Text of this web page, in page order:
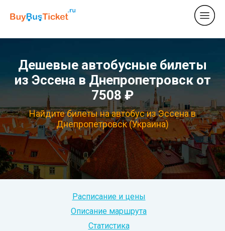
Дешевые автобусные билеты
из Эссена в Днепропетровск от
7508 ₽
Найдите билеты на автобус из Эссена в
Днепропетровск (Украина)
Расписание и цены
Описание маршрута
Статистика